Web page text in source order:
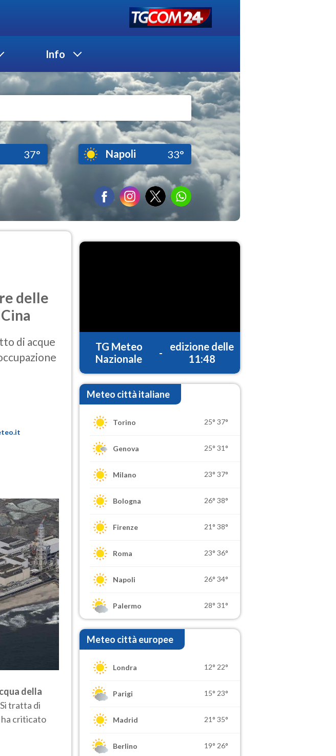
Info
37° Napoli 33°
delle
di acque
della
tratta di
ha criticato
TG Meteo
Nazionale
-
edizione delle
11:48
Meteo città italiane
Torino 25° 37°
Genova 25° 31°
Milano 23° 37°
Bologna 26° 38°
Firenze 21° 38°
Roma 23° 36°
Napoli 26° 34°
Palermo 28° 31°
Meteo città europee
Londra 12° 22°
Parigi 15° 23°
Madrid 21° 35°
Berlino 19° 26°